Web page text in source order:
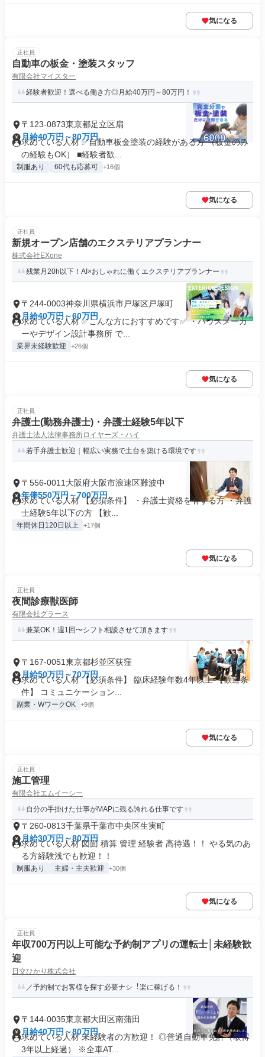
気になる
正社員
自動車の板金・塗装スタッフ
有限会社マイスター
経験者歓迎！選べる働き方◎月給40万円～80万円！
〒123-0873東京都足立区扇
月給40万円～80万円
求めている人材 ✅自動車板金塗装の経験がある方 （板金のみ
の経験もOK） ■経験者歓...
制服あり 60代も応募可 +16個
気になる
正社員
新規オープン店舗のエクステリアプランナー
株式会社EXone
残業月20h以下！AI×おしゃれに働くエクステリアプランナー
〒244-0003神奈川県横浜市戸塚区戸塚町
月給40万円～60万円
求めている人材 ✅こんな方におすすめです✅ ・ハウスメーカ
ーやデザイン設計事務所 で...
業界未経験歓迎 +26個
気になる
正社員
弁護士(勤務弁護士)・弁護士経験5年以下
弁護士法人法律事務所ロイヤーズ・ハイ
若手弁護士歓迎｜幅広い実務で土台を築ける環境です
〒556-0011大阪府大阪市浪速区難波中
年俸550万円～700万円
求めている人材 【必須条件】 ・弁護士資格を有する方 ・弁護
士経験5年以下の方 【歓...
年間休日120日以上 +17個
気になる
正社員
夜間診療獣医師
有限会社グラース
兼業OK！週1回〜シフト相談させて頂きます
〒167-0051東京都杉並区荻窪
月給50万円～70万円
求めている人材 【必須条件】 臨床経験年数4年以上 【歓迎条
件】 コミュニケーション...
副業・WワークOK +9個
気になる
正社員
施工管理
有限会社エムイーシー
自分の手掛けた仕事がMAPに残る誇れる仕事です
〒260-0813千葉県千葉市中央区生実町
月給30万円～80万円
求めている人材 図面 積算 管理 経験者 高待遇！！ やる気のあ
る方経験浅でも歓迎！！
制服あり 主婦・主夫歓迎 +30個
気になる
正社員
年収700万円以上可能な予約制アプリの運転士│未経験歓
迎
日交ひかり株式会社
／予約制でお客様を探す必要ナシ︕楽に稼げる！
〒144-0035東京都大田区南蒲田
月給40万円～80万円
求めている人材 未経験者の方歓迎！ ◎普通自動車免許（取得
3年以上経過） ※全車AT...